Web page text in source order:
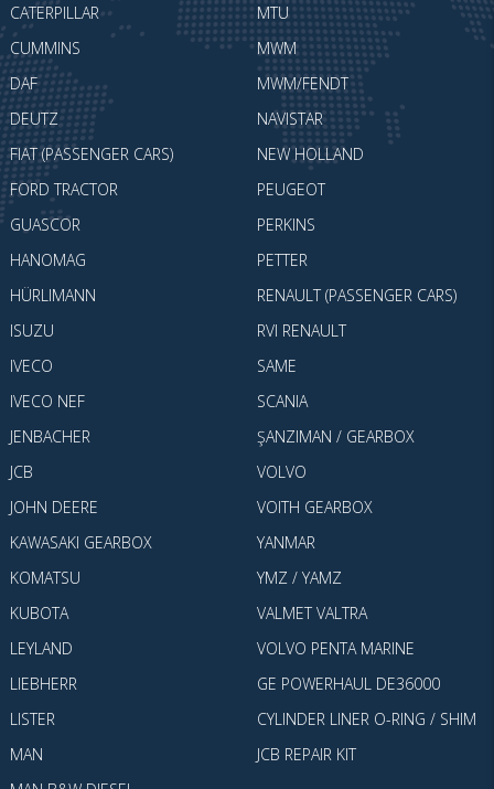
CATERPILLAR
CUMMINS
DAF
DEUTZ
FIAT (PASSENGER CARS)
FORD TRACTOR
GUASCOR
HANOMAG
HÜRLIMANN
ISUZU
IVECO
IVECO NEF
JENBACHER
JCB
JOHN DEERE
KAWASAKI GEARBOX
KOMATSU
KUBOTA
LEYLAND
LIEBHERR
LISTER
MAN
MTU
MWM
MWM/FENDT
NAVISTAR
NEW HOLLAND
PEUGEOT
PERKINS
PETTER
RENAULT (PASSENGER CARS)
RVI RENAULT
SAME
SCANIA
ŞANZIMAN / GEARBOX
VOLVO
VOITH GEARBOX
YANMAR
YMZ / YAMZ
VALMET VALTRA
VOLVO PENTA MARINE
GE POWERHAUL DE36000
CYLINDER LINER O-RING / SHIM
JCB REPAIR KIT